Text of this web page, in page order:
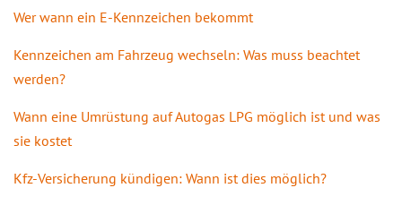
Wer wann ein E-Kennzeichen bekommt
Kennzeichen am Fahrzeug wechseln: Was muss beachtet
werden?
Wann eine Umrüstung auf Autogas LPG möglich ist und was
sie kostet
Kfz-Versicherung kündigen: Wann ist dies möglich?